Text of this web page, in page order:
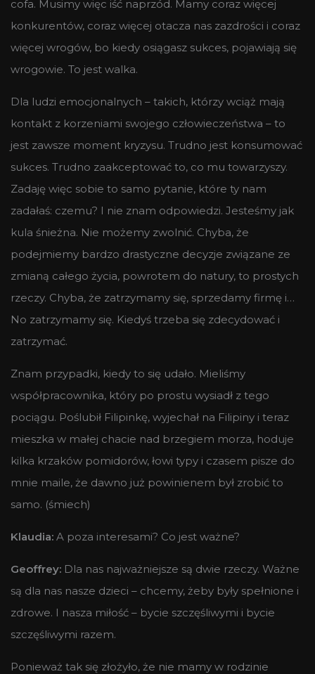
cofa. Musimy więc iść naprzód. Mamy coraz więcej
konkurentów, coraz więcej otacza nas zazdrości i coraz
więcej wrogów, bo kiedy osiągasz sukces, pojawiają się
wrogowie. To jest walka.
Dla ludzi emocjonalnych – takich, którzy wciąż mają
kontakt z korzeniami swojego człowieczeństwa – to
jest zawsze moment kryzysu. Trudno jest konsumować
sukces. Trudno zaakceptować to, co mu towarzyszy.
Zadaję więc sobie to samo pytanie, które ty nam
zadałaś: czemu? I nie znam odpowiedzi. Jesteśmy jak
kula śnieżna. Nie możemy zwolnić. Chyba, że
podejmiemy bardzo drastyczne decyzje związane ze
zmianą całego życia, powrotem do natury, to prostych
rzeczy. Chyba, że zatrzymamy się, sprzedamy firmę i…
No zatrzymamy się. Kiedyś trzeba się zdecydować i
zatrzymać.
Znam przypadki, kiedy to się udało. Mieliśmy
współpracownika, który po prostu wysiadł z tego
pociągu. Poślubił Filipinkę, wyjechał na Filipiny i teraz
mieszka w małej chacie nad brzegiem morza, hoduje
kilka krzaków pomidorów, łowi typy i czasem pisze do
mnie maile, że dawno już powinienem był zrobić to
samo. (śmiech)
Klaudia: A poza interesami? Co jest ważne?
Geoffrey: Dla nas najważniejsze są dwie rzeczy. Ważne
są dla nas nasze dzieci – chcemy, żeby były spełnione i
zdrowe. I nasza miłość – bycie szczęśliwymi i bycie
szczęśliwymi razem.
Ponieważ tak się złożyło, że nie mamy w rodzinie